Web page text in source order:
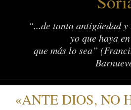
“...de tanta antigüedad y
yo que haya
que más lo sea”
«ANTE DIOS, NO